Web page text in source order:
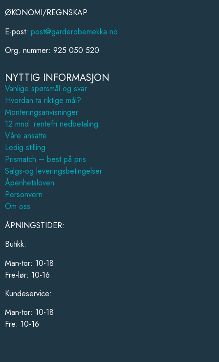
ØKONOMI/REGNSKAP
E-post: post@garderobemekka.no
Org. nummer: 925 050 520
NYTTIG INFORMASJON
Vanlige spørsmål og svar
Hvordan ta riktige mål?
Monteringsanvisninger
12 mnd. rentefri nedbetaling
Våre ansatte
Ledig stilling
Prismatch – best på pris
Salgs-og leveringsbetingelser
Åpenhetsloven
Personvern
Om oss
ÅPNINGSTIDER:
Butikk:
Man-tor: 10-18
Fre-lør: 10-16
Kundeservice:
Man-tor: 10-18
Fre: 10-16